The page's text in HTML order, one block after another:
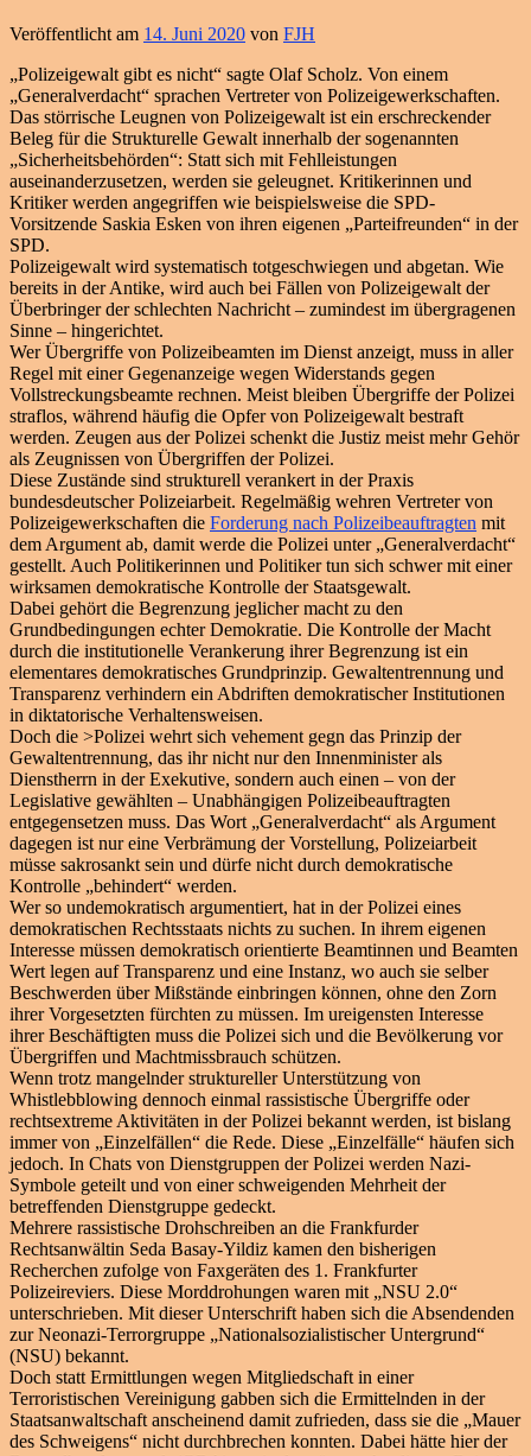
Veröffentlicht am 14. Juni 2020 von FJH
„Polizeigewalt gibt es nicht“ sagte Olaf Scholz. Von einem
„Generalverdacht“ sprachen Vertreter von Polizeigewerkschaften.
Das störrische Leugnen von Polizeigewalt ist ein erschreckender
Beleg für die Strukturelle Gewalt innerhalb der sogenannten
„Sicherheitsbehörden“: Statt sich mit Fehlleistungen
auseinanderzusetzen, werden sie geleugnet. Kritikerinnen und
Kritiker werden angegriffen wie beispielsweise die SPD-
Vorsitzende Saskia Esken von ihren eigenen „Parteifreunden“ in der
SPD.
Polizeigewalt wird systematisch totgeschwiegen und abgetan. Wie
bereits in der Antike, wird auch bei Fällen von Polizeigewalt der
Überbringer der schlechten Nachricht – zumindest im übergragenen
Sinne – hingerichtet.
Wer Übergriffe von Polizeibeamten im Dienst anzeigt, muss in aller
Regel mit einer Gegenanzeige wegen Widerstands gegen
Vollstreckungsbeamte rechnen. Meist bleiben Übergriffe der Polizei
straflos, während häufig die Opfer von Polizeigewalt bestraft
werden. Zeugen aus der Polizei schenkt die Justiz meist mehr Gehör
als Zeugnissen von Übergriffen der Polizei.
Diese Zustände sind strukturell verankert in der Praxis
bundesdeutscher Polizeiarbeit. Regelmäßig wehren Vertreter von
Polizeigewerkschaften die Forderung nach Polizeibeauftragten mit
dem Argument ab, damit werde die Polizei unter „Generalverdacht“
gestellt. Auch Politikerinnen und Politiker tun sich schwer mit einer
wirksamen demokratische Kontrolle der Staatsgewalt.
Dabei gehört die Begrenzung jeglicher macht zu den
Grundbedingungen echter Demokratie. Die Kontrolle der Macht
durch die institutionelle Verankerung ihrer Begrenzung ist ein
elementares demokratisches Grundprinzip. Gewaltentrennung und
Transparenz verhindern ein Abdriften demokratischer Institutionen
in diktatorische Verhaltensweisen.
Doch die >Polizei wehrt sich vehement gegn das Prinzip der
Gewaltentrennung, das ihr nicht nur den Innenminister als
Dienstherrn in der Exekutive, sondern auch einen – von der
Legislative gewählten – Unabhängigen Polizeibeauftragten
entgegensetzen muss. Das Wort „Generalverdacht“ als Argument
dagegen ist nur eine Verbrämung der Vorstellung, Polizeiarbeit
müsse sakrosankt sein und dürfe nicht durch demokratische
Kontrolle „behindert“ werden.
Wer so undemokratisch argumentiert, hat in der Polizei eines
demokratischen Rechtsstaats nichts zu suchen. In ihrem eigenen
Interesse müssen demokratisch orientierte Beamtinnen und Beamten
Wert legen auf Transparenz und eine Instanz, wo auch sie selber
Beschwerden über Mißstände einbringen können, ohne den Zorn
ihrer Vorgesetzten fürchten zu müssen. Im ureigensten Interesse
ihrer Beschäftigten muss die Polizei sich und die Bevölkerung vor
Übergriffen und Machtmissbrauch schützen.
Wenn trotz mangelnder struktureller Unterstützung von
Whistlebblowing dennoch einmal rassistische Übergriffe oder
rechtsextreme Aktivitäten in der Polizei bekannt werden, ist bislang
immer von „Einzelfällen“ die Rede. Diese „Einzelfälle“ häufen sich
jedoch. In Chats von Dienstgruppen der Polizei werden Nazi-
Symbole geteilt und von einer schweigenden Mehrheit der
betreffenden Dienstgruppe gedeckt.
Mehrere rassistische Drohschreiben an die Frankfurder
Rechtsanwältin Seda Basay-Yildiz kamen den bisherigen
Recherchen zufolge von Faxgeräten des 1. Frankfurter
Polizeireviers. Diese Morddrohungen waren mit „NSU 2.0“
unterschrieben. Mit dieser Unterschrift haben sich die Absendenden
zur Neonazi-Terrorgruppe „Nationalsozialistischer Untergrund“
(NSU) bekannt.
Doch statt Ermittlungen wegen Mitgliedschaft in einer
Terroristischen Vereinigung gabben sich die Ermittelnden in der
Staatsanwaltschaft anscheinend damit zufrieden, dass sie die „Mauer
des Schweigens“ nicht durchbrechen konnten. Dabei hätte hier der